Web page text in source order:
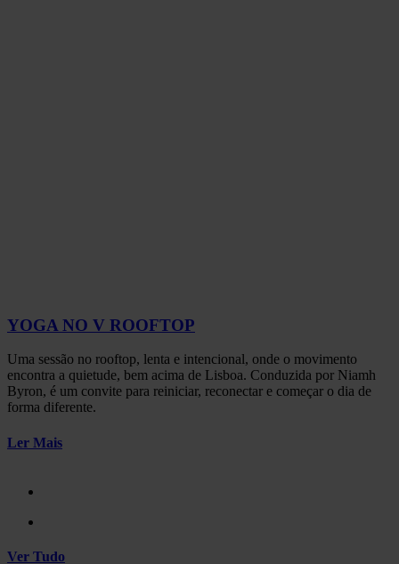
YOGA NO V ROOFTOP
Uma sessão no rooftop, lenta e intencional, onde o movimento
encontra a quietude, bem acima de Lisboa. Conduzida por Niamh
Byron, é um convite para reiniciar, reconectar e começar o dia de
forma diferente.
Ler Mais
Ver Tudo